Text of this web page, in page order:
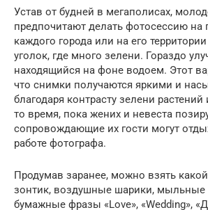
Устав от будней в мегаполисах,
предпочитают делать фотосессию на
каждого города или на его
уголок, где много зелени. Гораздо
находящийся на фоне водоем. Этот
что снимки получаются яркими и
благодаря контрасту зелени
то время, пока жених и невеста
сопровождающие их гости могут
работе фотографа.
Продумав заранее, можно взять
зонтик, воздушные шарики, мыльные
бумажные фразы «Love», «Wedding»,